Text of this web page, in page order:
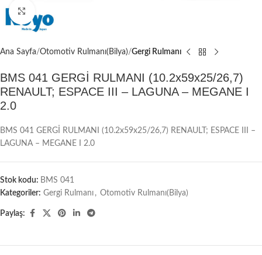
Ana Sayfa Otomotiv Rulmanı(Bilya) Gergi Rulmanı
BMS 041 GERGİ RULMANI (10.2x59x25/26,7)
RENAULT; ESPACE III – LAGUNA – MEGANE I
2.0
BMS 041 GERGİ RULMANI (10.2x59x25/26,7) RENAULT; ESPACE III –
LAGUNA – MEGANE I 2.0
Stok kodu: BMS 041
Kategoriler: Gergi Rulmanı , Otomotiv Rulmanı(Bilya)
Paylaş: